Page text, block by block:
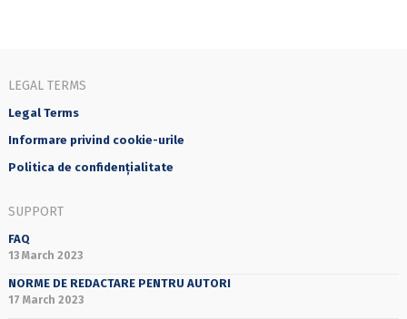
LEGAL TERMS
Legal Terms
Informare privind cookie-urile
Politica de confidențialitate
SUPPORT
FAQ
13 March 2023
NORME DE REDACTARE PENTRU AUTORI
17 March 2023